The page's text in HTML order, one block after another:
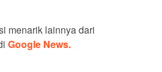
menarik lainnya dari
Google News.